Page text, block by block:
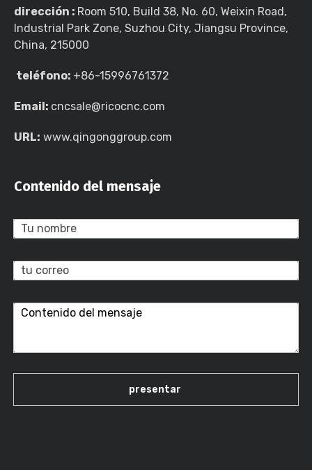
dirección : Room 510, Build 38, No. 60, Weixin Road,
Industrial Park Zone, Suzhou City, Jiangsu Province,
China, 215000
teléfono: +86-15996761372
Email: cncsale@ricocnc.com
URL: www.qingonggroup.com
Contenido del mensaje